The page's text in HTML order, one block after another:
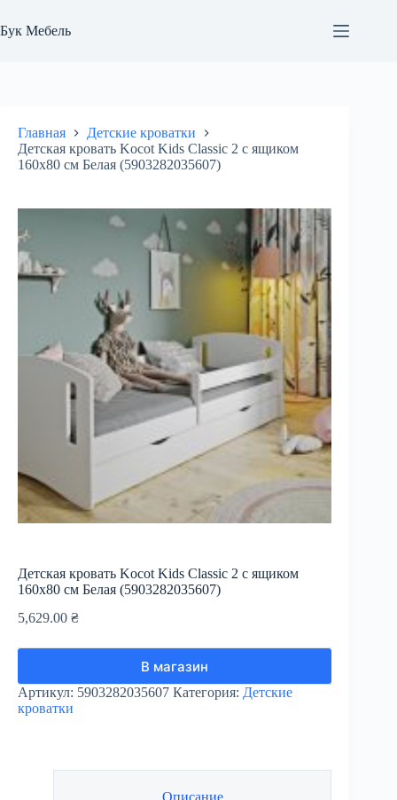
к
сути
Бук Мебель
Главная
Детские кроватки
Детская кровать Kocot Kids Classic 2 с ящиком
160х80 см Белая (5903282035607)
Детская кровать Kocot Kids Classic 2 с ящиком
160х80 см Белая (5903282035607)
5,629.00 ₴
В магазин
Артикул: 5903282035607 Категория: Детские
кроватки